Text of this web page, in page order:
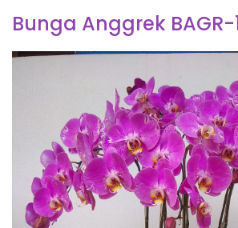
Bunga Anggrek BAGR-